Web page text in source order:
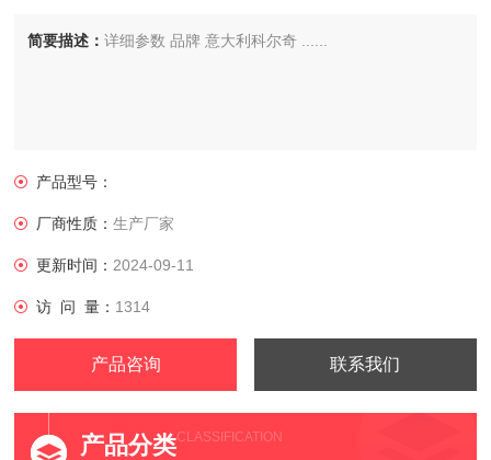
简要描述：详细参数 品牌 意大利科尔奇 ......
产品型号：
厂商性质：生产厂家
更新时间： 2024-09-11
访 问 量： 1314
产品咨询 联系我们
产品分类CLASSIFICATION